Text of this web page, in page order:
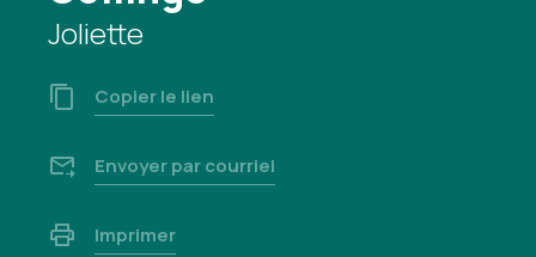
Joliette
Copier le lien
Envoyer par courriel
Imprimer